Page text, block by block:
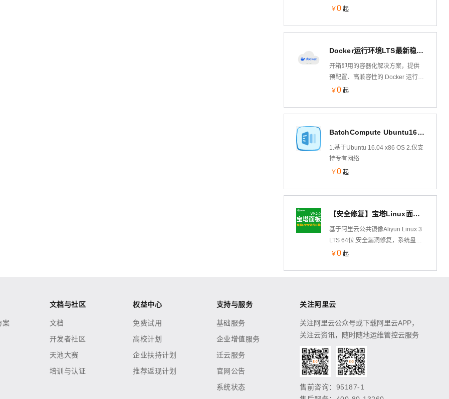
的Python环境基于yum安装，包含
￥0 起
Docker运行环境LTS最新稳定版
开箱即用的容器化解决方案，提供
预配置、高兼容性的 Docker 运行环
境镜像，支持快速部署于阿里云
核参数，消除环境搭建复杂度，助
力开发者秒级启动容器应用，聚焦
业务创新而非运维配置。
￥0 起
BatchCompute Ubuntu16.04
1.基于Ubuntu 16.04 x86 OS 2.仅支
持专有网络
￥0 起
【安全修复】宝塔Linux面板V9.2.0 预装LNMP运行环境 AliLinux 3 LTS 64位(系统盘)bt服务器管理
基于阿里云公共镜像Aliyun Linux 3
LTS 64位,安全漏洞修复，系统盘运
行，安装宝塔面板V9.2.0 纯净版 预
￥0 起
案
文档与社区
文档
开发者社区
天池大赛
培训与认证
权益中心
免费试用
高校计划
企业扶持计划
推荐返现计划
支持与服务
基础服务
企业增值服务
迁云服务
官网公告
系统状态
关注阿里云
关注阿里云公众号或下载阿里云APP，
关注云资讯，随时随地运维管控云服务
售前咨询：95187-1